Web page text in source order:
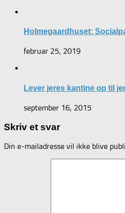
Holmegaardhuset:
februar 25, 2019
Lever jeres kantine op til
september 16, 2015
Skriv et svar
Din e-mailadresse vil ikke blive